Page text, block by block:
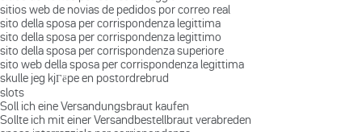
sitios web de novias de pedidos por correo real
sito della sposa per corrispondenza legittima
sito della sposa per corrispondenza legittimo
sito della sposa per corrispondenza superiore
sito web della sposa per corrispondenza legittima
skulle jeg kjГёpe en postordrebrud
slots
Soll ich eine Versandungsbraut kaufen
Sollte ich mit einer Versandbestellbraut verabreden